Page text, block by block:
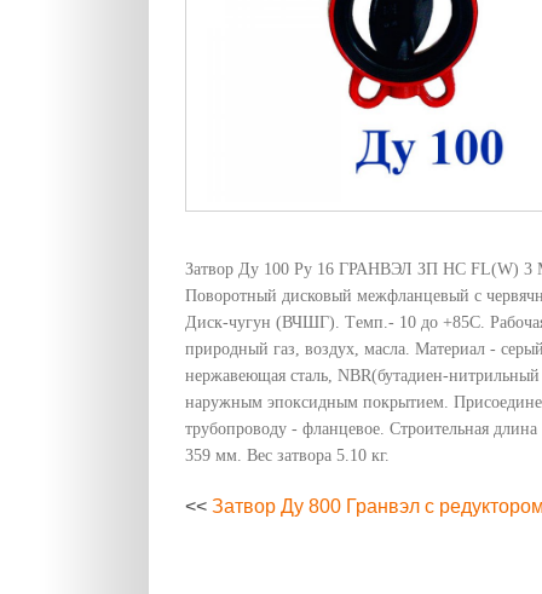
Затвор Ду 100 Ру 16 ГРАНВЭЛ ЗП НС FL(W) 3
Поворотный дисковый межфланцевый с
Диск-чугун (ВЧШГ). Tемп.- 10 до +85C.
природный газ, воздух, масла. Материал -
нержавеющая сталь, NBR(бутадиен-нитрильный
наружным эпоксидным покрытием.
трубопроводу - фланцевое. Строительная
359 мм. Вес затвора 5.10 кг.
<< Затвор Ду 800 Гранвэл с